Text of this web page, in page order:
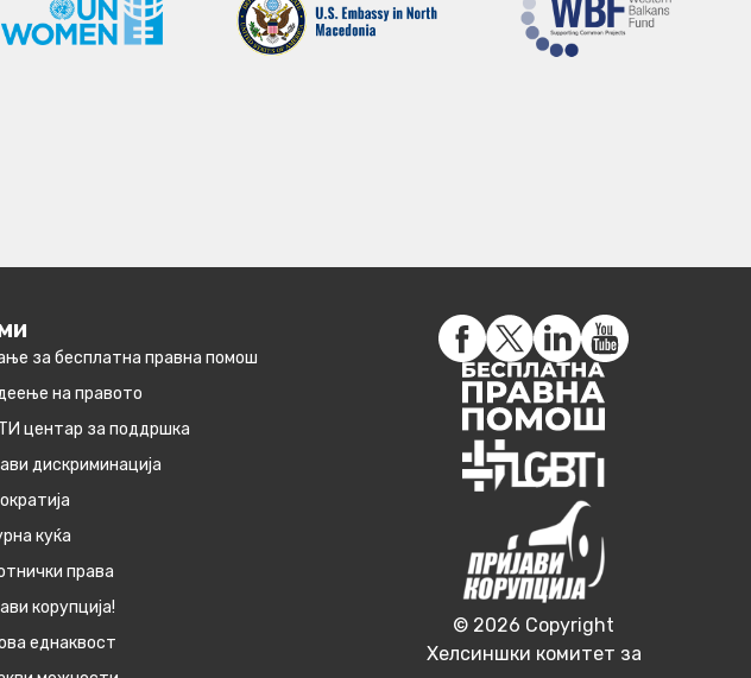
за бесплатна правна помош
на правото
центар за поддршка
дискриминација
куќа
права
корупција!
еднаквост
© 2026 Copyright
Хелсиншки комитет за